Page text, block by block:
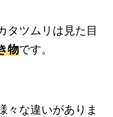
タツムリは見た目
物です。
々な違いがありま